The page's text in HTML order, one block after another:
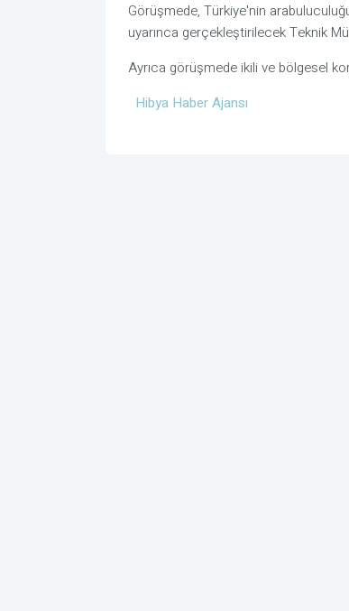
Görüşmede, Türkiye'nin
uyarınca gerçekleştirilecek Teknik
Ayrıca görüşmede ikili ve bölgesel
Hibya Haber Ajansı